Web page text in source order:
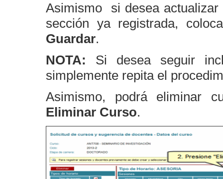
Asimismo si desea actualizar
sección ya registrada,
Guardar.
NOTA: Si desea seguir
simplemente repita el
Asimismo, podrá eliminar
Eliminar Curso.